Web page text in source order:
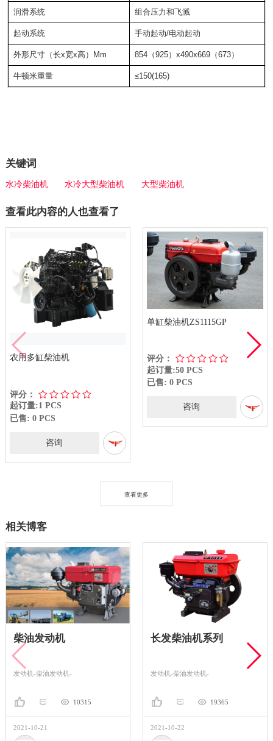
润滑系统 组合压力和飞溅
起动系统 手动起动/电动起动
外形尺寸（长x宽x高）Mm 854（925）x490x669（673）
牛顿米重量 ≤150(165)
关键词
水冷柴油机 水冷大型柴油机 大型柴油机
查看此内容的人也查看了
农用多缸柴油机
评分：
起订量:1 PCS
已售: 0 PCS
咨询
单缸柴油机ZS1115GP
评分：
起订量:50 PCS
已售: 0 PCS
咨询
查看更多
相关博客
柴油发动机
发动机-柴油发动机-
10315
2021-10-21
长发柴油机系列
发动机-柴油发动机-
19365
2021-10-22